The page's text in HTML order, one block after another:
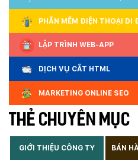
PHẦN MỀM ĐIỆN THOẠI DI
LẬP TRÌNH WEB-APP
DỊCH VỤ CẮT HTML
MARKETING ONLINE SEO
THẺ CHUYÊN MỤC
GIỚI THIỆU CÔNG TY BÁN